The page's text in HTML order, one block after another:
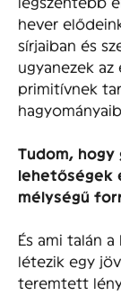
hever
sírjaiban és
ugyanezek
primitívnek
Tudom, hogy
lehetőségek
mélységű
És ami talán
létezik egy
teremtett